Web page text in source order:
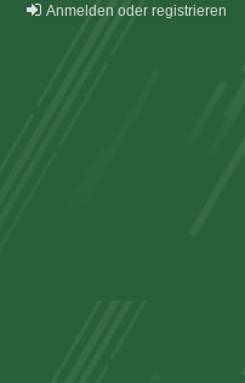
Anmelden oder registrieren